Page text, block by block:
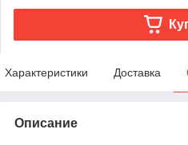
Характеристики Доставка
Описание